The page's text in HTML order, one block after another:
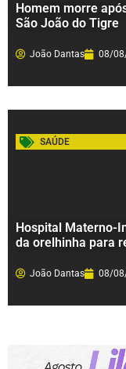
Homem morre
São João do Tigre
João Dantas 08/
SAÚDE
Hospital Materno-
da orelhinha para
João Dantas 08/